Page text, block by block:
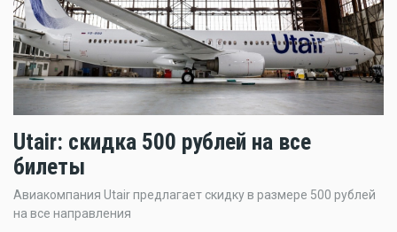
Utair: скидка 500 рублей на все
билеты
Авиакомпания Utair предлагает скидку в размере 500 рублей
на все направления